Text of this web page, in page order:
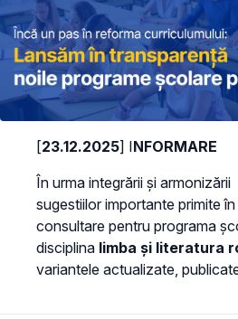
[23.12.2025] INFORMARE
În urma integrării și armonizării
sugestiilor importante primite
consultare pentru programa
disciplina limba și literatura
variantele actualizate,